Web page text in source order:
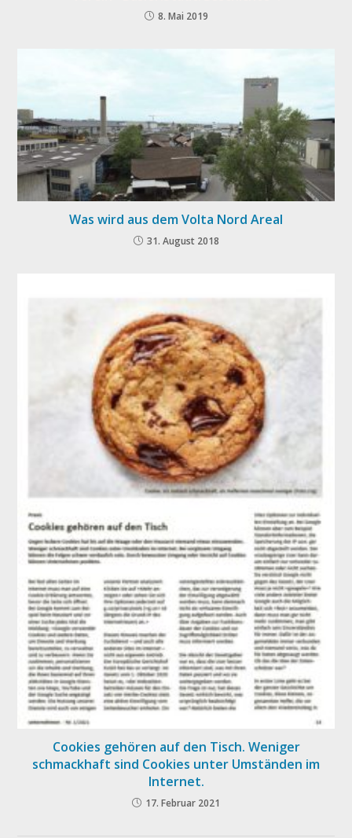
8. Mai 2019
Was wird aus dem Volta Nord Areal
31. August 2018
Cookies gehören auf den Tisch. Weniger
schmackhaft sind Cookies unter Umständen im
Internet.
17. Februar 2021